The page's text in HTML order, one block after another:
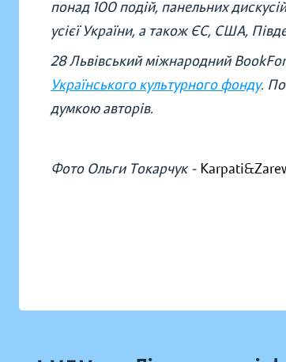
понад 100 подій, панельних
усієї України, а також ЄС, США,
28 Львівський міжнародний
Українського культурного фонду.
думкою авторів.
Фото Ольги Токарчук -